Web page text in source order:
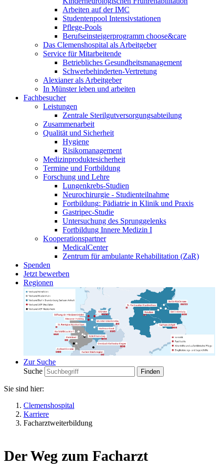
Arbeiten auf der IMC
Studentenpool Intensivstationen
Pflege-Pools
Berufseinsteigerprogramm choose&care
Das Clemenshospital als Arbeitgeber
Service für Mitarbeitende
Betriebliches Gesundheitsmanagement
Schwerbehinderten-Vertretung
Alexianer als Arbeitgeber
In Münster leben und arbeiten
Fachbesucher
Leistungen
Zentrale Sterilgutversorgungsabteilung
Zusammenarbeit
Qualität und Sicherheit
Hygiene
Risikomanagement
Medizinproduktesicherheit
Termine und Fortbildung
Forschung und Lehre
Lungenkrebs-Studien
Neurochirurgie - Studienteilnahme
Fortbildung: Pädiatrie in Klinik und Praxis
Gastripec-Studie
Untersuchung des Sprunggelenks
Fortbildung Innere Medizin I
Kooperationspartner
MedicalCenter
Zentrum für ambulante Rehabilitation (ZaR)
Spenden
Jetzt bewerben
Regionen
Zur Suche
Suche
Sie sind hier:
Clemenshospital
Karriere
Facharztweiterbildung
Der Weg zum Facharzt